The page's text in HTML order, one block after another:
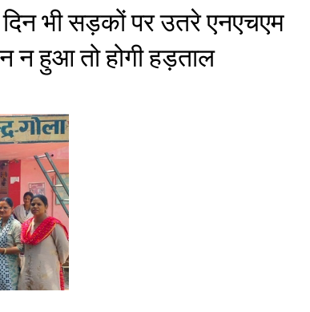
भी सड़कों पर उतरे एनएचएम
न हुआ तो होगी हड़ताल